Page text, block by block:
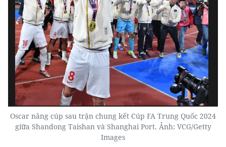
Oscar nâng cúp sau trận chung kết Cúp FA Trung Quốc 2024
giữa Shandong Taishan và Shanghai Port. Ảnh: VCG/Getty
Images